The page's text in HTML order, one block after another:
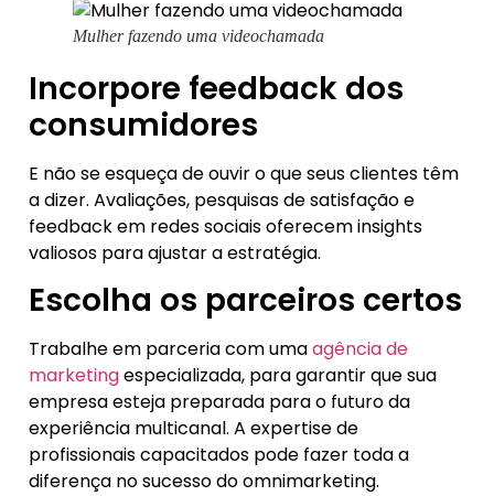
Mulher fazendo uma videochamada
Incorpore feedback dos
consumidores
E não se esqueça de ouvir o que seus clientes têm
a dizer. Avaliações, pesquisas de satisfação e
feedback em redes sociais oferecem insights
valiosos para ajustar a estratégia.
Escolha os parceiros certos
Trabalhe em parceria com umaagência de
marketingespecializada, para garantir que sua
empresa esteja preparada para o futuro da
experiência multicanal. A expertise de
profissionais capacitados pode fazer toda a
diferença no sucesso do omnimarketing.